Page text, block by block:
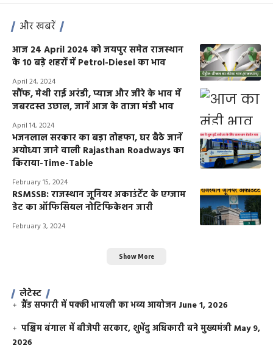
और खबरें
आज 24 April 2024 को जयपुर समेत राजस्थान
के 10 बड़े शहरों में Petrol-Diesel का भाव
April 24, 2024
सौंफ, मेथी राई अरंडी, प्याज और जीरे के भाव में
जबरदस्त उछाल, जानें आज के ताजा मंडी भाव
April 14, 2024
भजनलाल सरकार का बड़ा तोहफा, घर बैठे जानें
अयोध्या जाने वाली Rajasthan Roadways का
किराया-Time-Table
February 15, 2024
RSMSSB: राजस्थान जूनियर अकाउंटेंट के एग्जाम
डेट का ऑफिसियल नोटिफिकेशन जारी
February 3, 2024
Show More
लेटेस्ट
ग्रैंड सफारी में पक्की भायली का भव्य आयोजन June 1, 2026
पश्चिम बंगाल में बीजेपी सरकार, शुभेंदु अधिकारी बने मुख्यमंत्रीMay 9,
2026